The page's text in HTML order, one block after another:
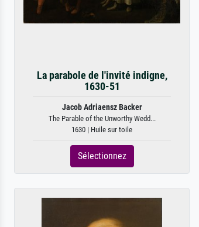
La parabole de l'invité indigne,
1630-51
Jacob Adriaensz Backer
The Parable of the Unworthy Wedd...
1630 | Huile sur toile
Sélectionnez